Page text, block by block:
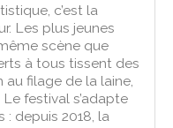
c’est la
Les plus jeunes
scène que
à tous tissent des
au filage de la laine,
festival s’adapte
: depuis 2018, la